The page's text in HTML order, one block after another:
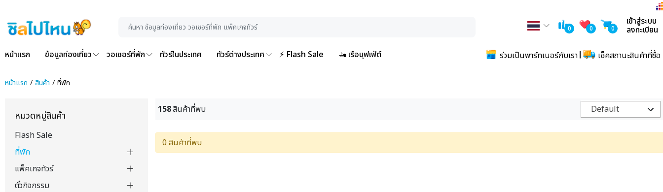
0 0 0
เข้าสู่ระบบ
ลงทะเบียน
หน้าแรก ข้อมูลท่องเที่ยว วอเชอร์ที่พัก ทัวร์ในประเทศ ทัวร์ต่างประเทศ ⚡ Flash Sale 🚤 เรือบุฟเฟ่ต์ ร่วมเป็นพาร์ทเนอร์กับเรา เช็คสถานะสินค้าที่ซื้อ
หน้าแรก สินค้า ที่พัก
หมวดหมู่สินค้า
Flash Sale
ที่พัก
แพ็คเกจทัวร์
ตั๋วกิจกรรม
158สินค้าที่พบ Default
0 สินค้าที่พบ